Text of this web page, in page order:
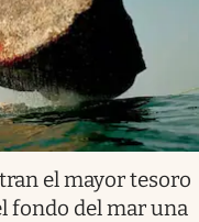
el mayor tesoro
fondo del mar una